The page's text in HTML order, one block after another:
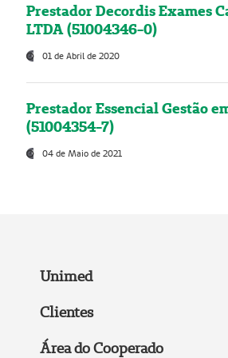
Prestador Decordis Exames
LTDA (51004346-0)
01 de Abril de 2020
Prestador Essencial Gestão
(51004354-7)
04 de Maio de 2021
Unimed
Clientes
Área do Cooperado